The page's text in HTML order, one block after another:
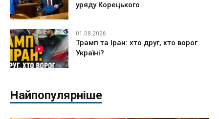
уряду Корецького
01.08.2026
Трамп та Іран: хто друг, хто ворог
Україні?
Найпопулярніше